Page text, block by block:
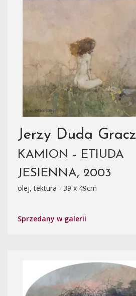
Jerzy Duda Gracz
KAMION - ETIUDA
JESIENNA, 2003
olej, tektura - 39 x 49cm
Sprzedany w galerii